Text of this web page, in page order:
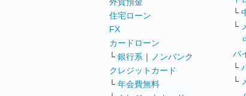
外貨預金
住宅ローン
FX
カードローン
└ 銀行系 ｜ ノンバンク
クレジットカード
└ 年会費無料
└
└
バ
└
└